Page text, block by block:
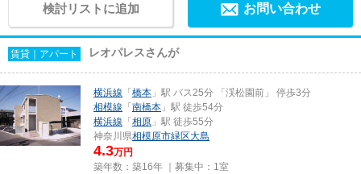
検討リストに追加 お問い合わせ
賃貸｜アパート レオパレスさんが
横浜線 「橋本 」駅 バス25分 「渓松園前」 停歩3分
相模線 「南橋本 」駅 徒歩54分
横浜線 「相原 」駅 徒歩55分
神奈川県相模原市緑区大島
4.3万円
築年数：築16年 ｜募集中： 1室